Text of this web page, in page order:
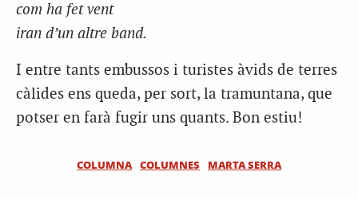
com ha fet vent
iran d’un altre band.
I entre tants embussos i turistes àvids de terres
càlides ens queda, per sort, la tramuntana, que
potser en farà fugir uns quants. Bon estiu!
COLUMNA COLUMNES MARTA SERRA